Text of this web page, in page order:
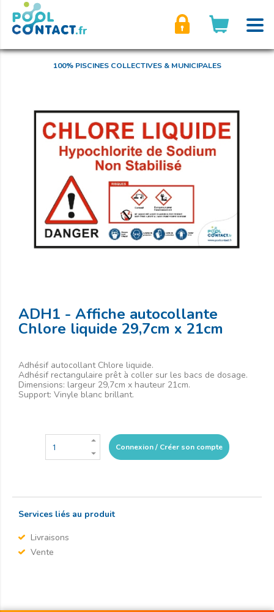
100% PISCINES COLLECTIVES & MUNICIPALES
ADH1 - Affiche autocollante
Chlore liquide 29,7cm x 21cm
Adhésif autocollant Chlore liquide.
Adhésif rectangulaire prêt à coller sur les bacs de dosage.
Dimensions: largeur 29,7cm x hauteur 21cm.
Support: Vinyle blanc brillant.
Connexion / Créer son compte
Services liés au produit
Livraisons
Vente